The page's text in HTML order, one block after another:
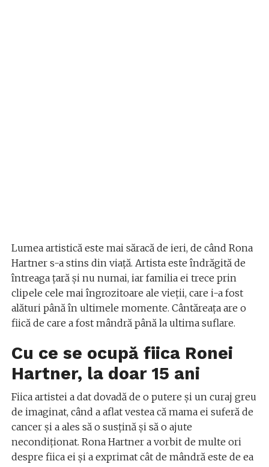
Lumea artistică este mai săracă de ieri, de când Rona
Hartner s-a stins din viață. Artista este îndrăgită de
întreaga țară și nu numai, iar familia ei trece prin
clipele cele mai îngrozitoare ale vieții, care i-a fost
alături până în ultimele momente. Cântăreața are o
fiică de care a fost mândră până la ultima suflare.
Cu ce se ocupă fiica Ronei
Hartner, la doar 15 ani
Fiica artistei a dat dovadă de o putere și un curaj greu
de imaginat, când a aflat vestea că mama ei suferă de
cancer și a ales să o susțină și să o ajute
necondiționat. Rona Hartner a vorbit de multe ori
despre fiica ei și a exprimat cât de mândră este de ea